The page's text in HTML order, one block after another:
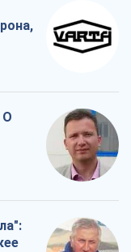
О